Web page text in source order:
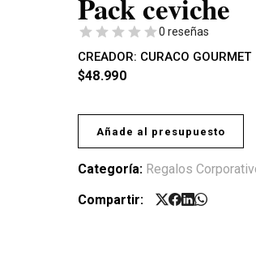
Pack ceviche
0 reseñas
CREADOR: CURACO GOURMET
$48.990
Añade al presupuesto
Categoría: Regalos
Compartir: